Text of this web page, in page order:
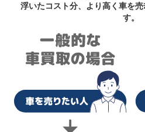
浮いたコスト分、より高く車を
す。